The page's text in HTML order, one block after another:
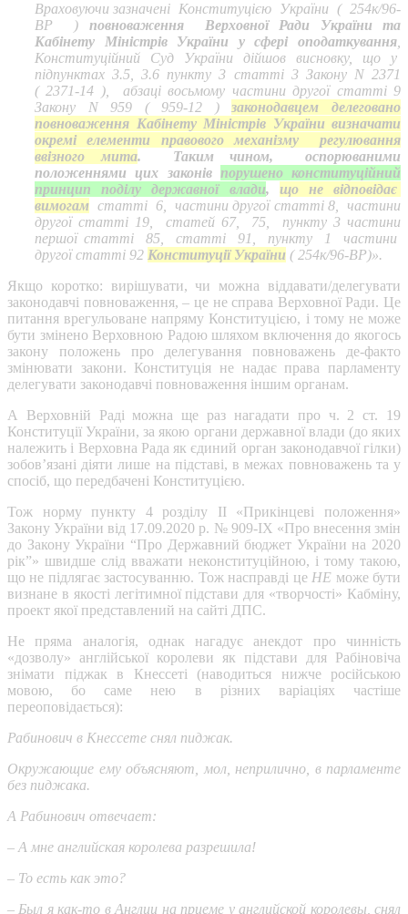
Враховуючи зазначені Конституцією України ( 254к/96-
ВР ) повноваження Верховної Ради України та
Кабінету Міністрів України у сфері оподаткування
Конституційний Суд України дійшов висновку, що у
підпунктах 3.5, 3.6 пункту 3 статті 3 Закону N 2371
( 2371-14 ), абзаці восьмому частини другої статті 9
Закону N 959 ( 959-12 ) законодавцем делеговано
повноваження Кабінету Міністрів України визначати
окремі елементи правового механізму регулювання
ввізного мита. Таким чином, оспорюваними
положеннями цих законів порушено конституційний
принцип поділу державної влади, що не відповідає
вимогам статті 6, частини другої статті 8, частини
другої статті 19, статей 67, 75, пункту 3 частини
першої статті 85, статті 91, пункту 1 частини
другої статті 92 Конституції України ( 254к/96-ВР)».
Якщо коротко: вирішувати, чи можна віддавати/делегувати
законодавчі повноваження, – це не справа Верховної Ради. Це
питання врегульоване напряму Конституцією, і тому не може
бути змінено Верховною Радою шляхом включення до якогось
закону положень про делегування повноважень де-факто
змінювати закони. Конституція не надає права парламенту
делегувати законодавчі повноваження іншим органам.
А Верховній Раді можна ще раз нагадати про ч. 2 ст. 19
Конституції України, за якою органи державної влади (до яких
належить і Верховна Рада як єдиний орган законодавчої гілки)
зобов’язані діяти лише на підставі, в межах повноважень та у
спосіб, що передбачені Конституцією.
Тож норму пункту 4 розділу ІІ «Прикінцеві положення»
Закону України від 17.09.2020 р. № 909-ІХ «Про внесення змін
до Закону України “Про Державний бюджет України на 2020
рік”» швидше слід вважати неконституційною, і тому такою,
що не підлягає застосуванню. Тож насправді це НЕ може бути
визнане в якості легітимної підстави для «творчості» Кабміну,
проект якої представлений на сайті ДПС.
Не пряма аналогія, однак нагадує анекдот про чинність
«дозволу» англійської королеви як підстави для Рабіновіча
знімати піджак в Кнессеті (наводиться нижче російською
мовою, бо саме нею в різних варіаціях частіше
переоповідається):
Рабинович в Кнессете снял пиджак.
Окружающие ему объясняют, мол, неприлично, в парламенте
без пиджака.
А Рабинович отвечает:
– А мне английская королева разрешила!
– То есть как это?
– Был я как-то в Англии на приеме у английской королевы, снял